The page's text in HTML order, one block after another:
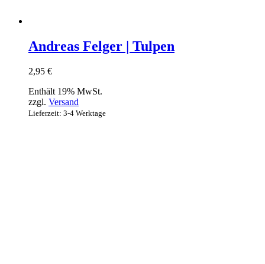
Andreas Felger | Tulpen
2,95 €
Enthält 19% MwSt.
zzgl. Versand
Lieferzeit: 3-4 Werktage